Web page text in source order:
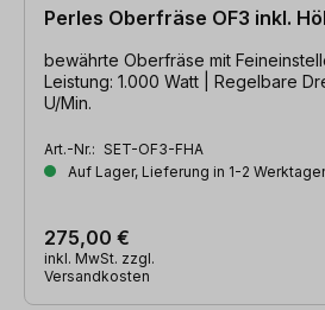
Perles Oberfräse OF3 inkl.
bewährte Oberfräse mit
Leistung: 1.000 Watt | Regelbare
U/Min.
Art.-Nr.: SET-OF3-FHA
Auf Lager, Lieferung in 1-2
275,00 €
inkl. MwSt. zzgl.
Versandkosten